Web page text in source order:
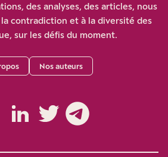
des analyses, des articles, nous
contradiction et à la diversité des
sur les défis du moment.
Nos auteurs